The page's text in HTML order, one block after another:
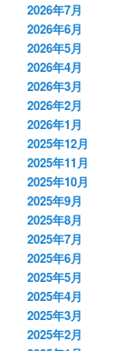
2026年7月
2026年6月
2026年5月
2026年4月
2026年3月
2026年2月
2026年1月
2025年12月
2025年11月
2025年10月
2025年9月
2025年8月
2025年7月
2025年6月
2025年5月
2025年4月
2025年3月
2025年2月